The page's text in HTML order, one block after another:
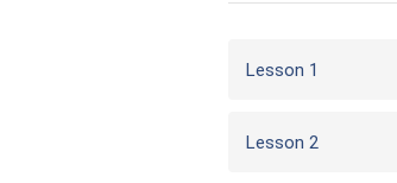
Lesson 1
Lesson 2